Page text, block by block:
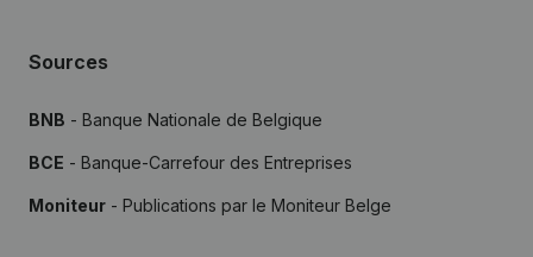
Sources
BNB - Banque Nationale de Belgique
BCE - Banque-Carrefour des Entreprises
Moniteur - Publications par le Moniteur Belge